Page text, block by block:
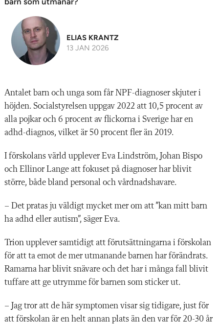
ELIAS KRANTZ
13 JAN 2026
Antalet barn och unga som får NPF-diagnoser skjuter i
höjden. Socialstyrelsen uppgav 2022 att 10,5 procent av
alla pojkar och 6 procent av flickorna i Sverige har en
adhd-diagnos, vilket är 50 procent fler än 2019.
I förskolans värld upplever Eva Lindström, Johan Bispo
och Ellinor Lange att fokuset på diagnoser har blivit
större, både bland personal och vårdnadshavare.
– Det pratas ju väldigt mycket mer om att ”kan mitt barn
ha adhd eller autism”, säger Eva.
Trion upplever samtidigt att förutsättningarna i förskolan
för att ta emot de mer utmanande barnen har förändrats.
Ramarna har blivit snävare och det har i många fall blivit
tuffare att ge utrymme för barnen som sticker ut.
– Jag tror att de här symptomen visar sig tidigare, just för
att förskolan är en helt annan plats än den var för 20-30 år